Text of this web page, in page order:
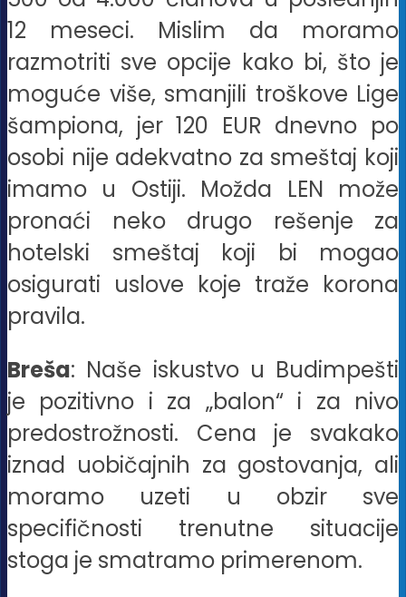
12 meseci. Mislim da moramo
razmotriti sve opcije kako bi, što je
moguće više, smanjili troškove Lige
šampiona, jer 120 EUR dnevno po
osobi nije adekvatno za smeštaj koji
imamo u Ostiji. Možda LEN može
pronaći neko drugo rešenje za
hotelski smeštaj koji bi mogao
osigurati uslove koje traže korona
pravila.
Breša: Naše iskustvo u Budimpešti
je pozitivno i za „balon“ i za nivo
predostrožnosti. Cena je svakako
iznad uobičajnih za gostovanja, ali
moramo uzeti u obzir sve
specifičnosti trenutne situacije
stoga je smatramo primerenom.